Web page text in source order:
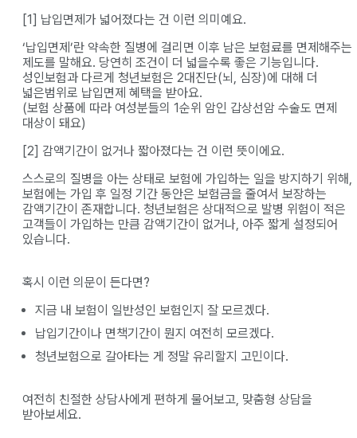
[1] 납입면제가 넓어졌다는 건 이런 의미예요.
‘납입면제’란 약속한 질병에 걸리면 이후 남은 보험료를 면제해주는
제도를 말해요. 당연히 조건이 더 넓을수록 좋은 기능입니다.
성인보험과 다르게 청년보험은 2대진단(뇌, 심장)에 대해 더
넓은범위로 납입면제 혜택을 받아요.
(보험 상품에 따라 여성분들의 1순위 암인 갑상선암 수술도 면제
대상이 돼요)
[2] 감액기간이 없거나 짧아졌다는 건 이런 뜻이에요.
스스로의 질병을 아는 상태로 보험에 가입하는 일을 방지하기 위해,
보험에는 가입 후 일정 기간 동안은 보험금을 줄여서 보장하는
감액기간이 존재합니다. 청년보험은 상대적으로 발병 위험이 적은
고객들이 가입하는 만큼 감액기간이 없거나, 아주 짧게 설정되어
있습니다.
혹시 이런 의문이 든다면?
지금 내 보험이 일반성인 보험인지 잘 모르겠다.
납입기간이나 면책기간이 뭔지 여전히 모르겠다.
청년보험으로 갈아타는 게 정말 유리할지 고민이다.
여전히 친절한 상담사에게 편하게 물어보고, 맞춤형 상담을
받아보세요.